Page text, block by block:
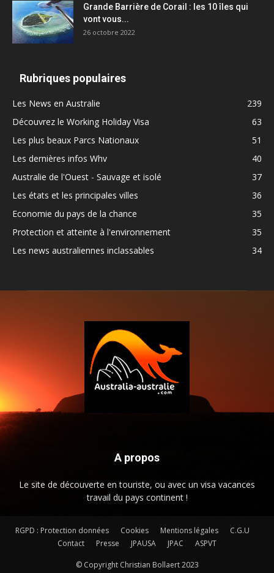
Grande Barrière de Corail : les 10 îles qui
vont vous...
26 octobre 2022
Rubriques populaires
Les News en Australie
239
Découvrez le Working Holiday Visa
63
Les plus beaux Parcs Nationaux
51
Les dernières infos Whv
40
Australie de l'Ouest - Sauvage et isolé
37
Les états et les principales villes
36
Economie du pays de la chance
35
Protection et atteinte à l'environnement
35
Les news australiennes inclassables
34
A propos
Le site de découverte en touriste, ou avec un visa vacances
travail du pays continent !
RGPD : Protection données Cookies Mentions légales
C.G.U
Contact
Presse JPAUSA JPAC ASPVT
© Copyright Christian Bollaert 2023